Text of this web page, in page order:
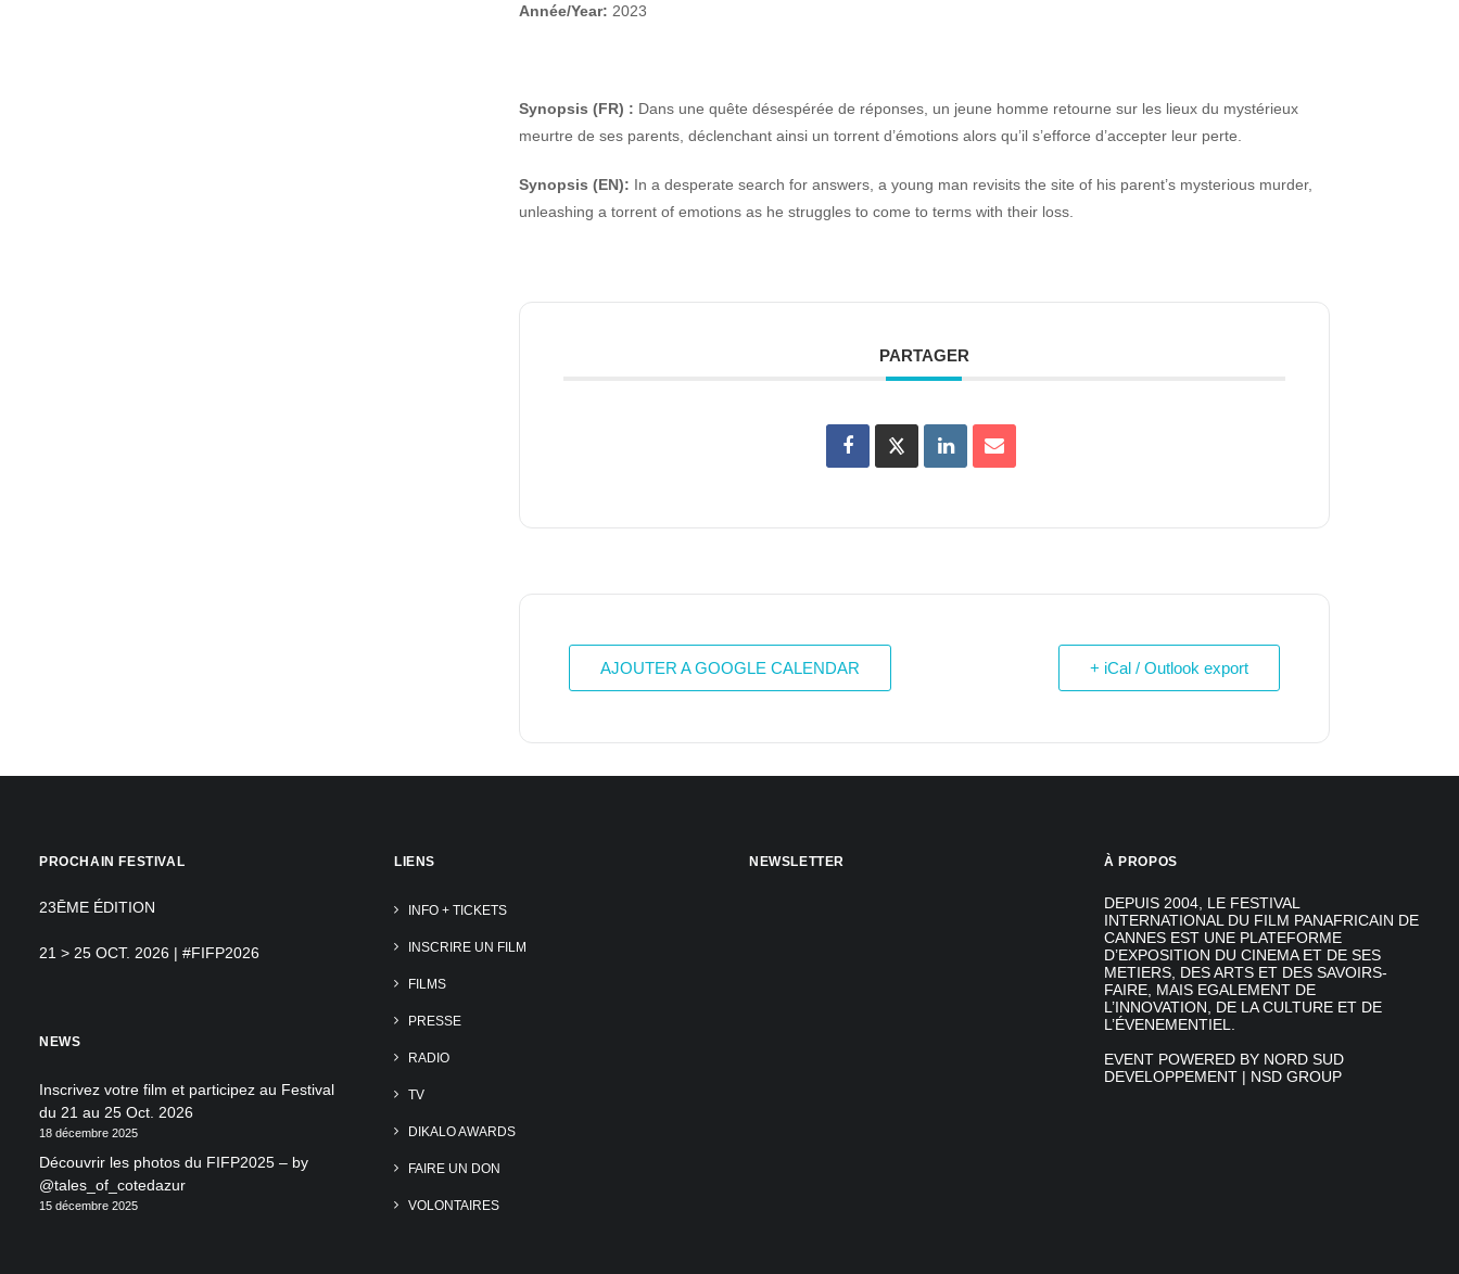
Année/Year: 2023
Synopsis (FR) : Dans une quête désespérée de réponses, un jeune homme retourne sur les lieux du mystérieux
meurtre de ses parents, déclenchant ainsi un torrent d’émotions alors qu’il s’efforce d’accepter leur perte.
Synopsis (EN): In a desperate search for answers, a young man revisits the site of his parent’s mysterious murder,
unleashing a torrent of emotions as he struggles to come to terms with their loss.
PARTAGER
AJOUTER A GOOGLE CALENDAR + iCal / Outlook export
PROCHAIN FESTIVAL
23ĒME ÉDITION
21 > 25 OCT. 2026 | #FIFP2026
NEWS
Inscrivez votre film et participez au Festival
du 21 au 25 Oct. 2026
18 décembre 2025
Découvrir les photos du FIFP2025 – by
@tales_of_cotedazur
15 décembre 2025
LIENS
INFO + TICKETS
INSCRIRE UN FILM
FILMS
PRESSE
RADIO
TV
DIKALO AWARDS
FAIRE UN DON
VOLONTAIRES
NEWSLETTER À PROPOS
DEPUIS 2004, LE FESTIVAL
INTERNATIONAL DU FILM PANAFRICAIN DE
CANNES EST UNE PLATEFORME
D’EXPOSITION DU CINEMA ET DE SES
METIERS, DES ARTS ET DES SAVOIRS-
FAIRE, MAIS EGALEMENT DE
L’INNOVATION, DE LA CULTURE ET DE
L’ÉVENEMENTIEL.
EVENT POWERED BY NORD SUD
DEVELOPPEMENT | NSD GROUP